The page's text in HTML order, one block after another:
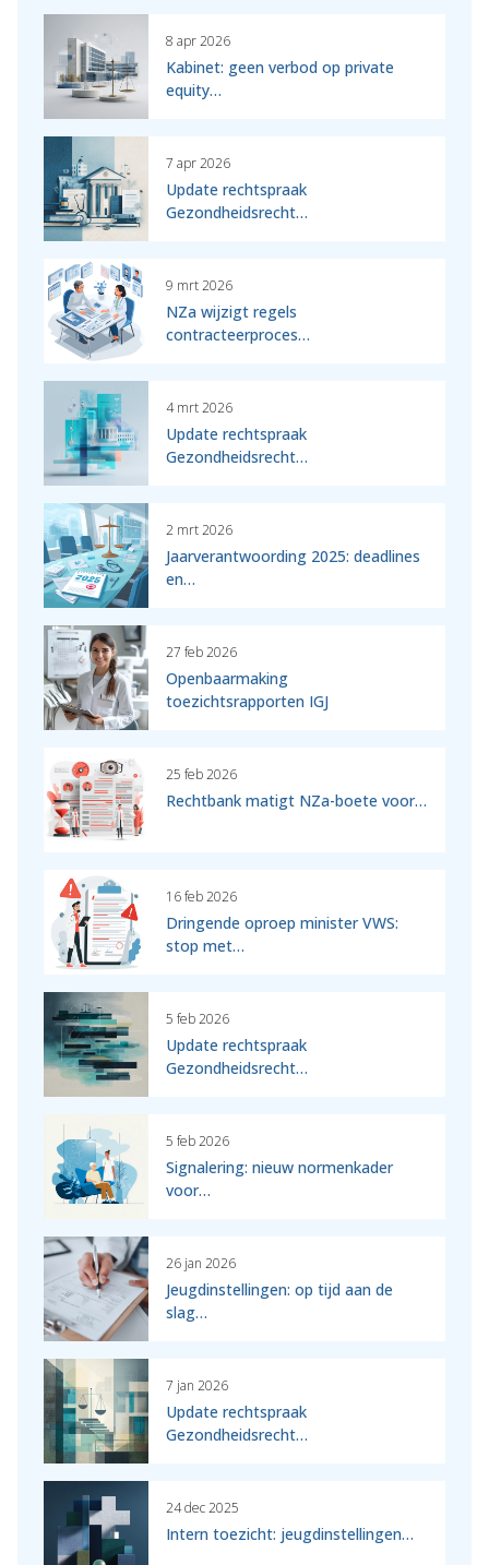
8 apr 2026
Kabinet: geen verbod op private
equity…
7 apr 2026
Update rechtspraak
Gezondheidsrecht…
9 mrt 2026
NZa wijzigt regels
contracteerproces…
4 mrt 2026
Update rechtspraak
Gezondheidsrecht…
2 mrt 2026
Jaarverantwoording 2025: deadlines
en…
27 feb 2026
Openbaarmaking
toezichtsrapporten IGJ
25 feb 2026
Rechtbank matigt NZa-boete voor…
16 feb 2026
Dringende oproep minister VWS:
stop met…
5 feb 2026
Update rechtspraak
Gezondheidsrecht…
5 feb 2026
Signalering: nieuw normenkader
voor…
26 jan 2026
Jeugdinstellingen: op tijd aan de
slag…
7 jan 2026
Update rechtspraak
Gezondheidsrecht…
24 dec 2025
Intern toezicht: jeugdinstellingen…